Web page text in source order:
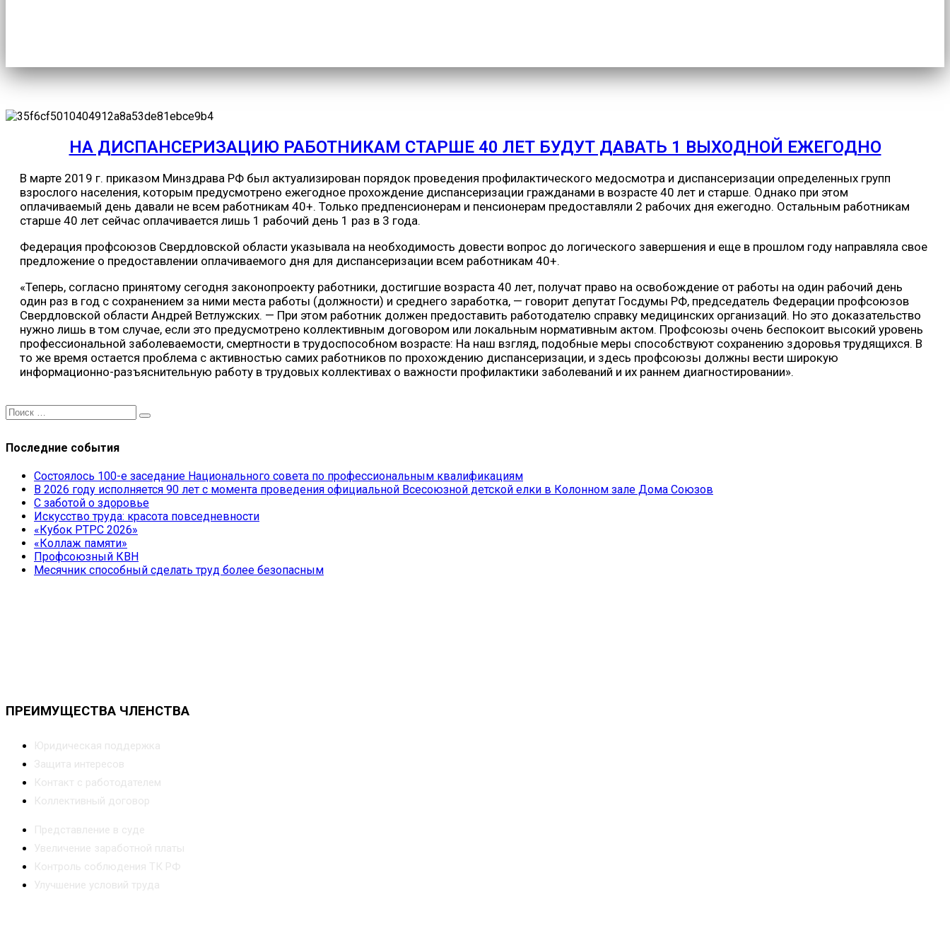
НА ДИСПАНСЕРИЗАЦИЮ РАБОТНИКАМ СТАРШЕ 40 ЛЕТ БУДУТ ДАВАТЬ 1 ВЫХОДНОЙ ЕЖЕГОДНО
В марте 2019 г. приказом Минздрава РФ был актуализирован порядок проведения профилактического медосмотра и диспансеризации определенных групп
взрослого населения, которым предусмотрено ежегодное прохождение диспансеризации гражданами в возрасте 40 лет и старше. Однако при этом
оплачиваемый день давали не всем работникам 40+. Только предпенсионерам и пенсионерам предоставляли 2 рабочих дня ежегодно. Остальным работникам
старше 40 лет сейчас оплачивается лишь 1 рабочий день 1 раз в 3 года.
Федерация профсоюзов Свердловской области указывала на необходимость довести вопрос до логического завершения и еще в прошлом году направляла свое
предложение о предоставлении оплачиваемого дня для диспансеризации всем работникам 40+.
«Теперь, согласно принятому сегодня законопроекту работники, достигшие возраста 40 лет, получат право на освобождение от работы на один рабочий день
один раз в год с сохранением за ними места работы (должности) и среднего заработка, — говорит депутат Госдумы РФ, председатель Федерации профсоюзов
Свердловской области Андрей Ветлужских. — При этом работник должен предоставить работодателю справку медицинских организаций. Но это доказательство
нужно лишь в том случае, если это предусмотрено коллективным договором или локальным нормативным актом. Профсоюзы очень беспокоит высокий уровень
профессиональной заболеваемости, смертности в трудоспособном возрасте: На наш взгляд, подобные меры способствуют сохранению здоровья трудящихся. В
то же время остается проблема с активностью самих работников по прохождению диспансеризации, и здесь профсоюзы должны вести широкую
информационно-разъяснительную работу в трудовых коллективах о важности профилактики заболеваний и их раннем диагностировании».
Последние события
Состоялось 100-е заседание Национального совета по профессиональным квалификациям
В 2026 году исполняется 90 лет с момента проведения официальной Всесоюзной детской елки в Колонном зале Дома Союзов
С заботой о здоровье
Искусство труда: красота повседневности
«Кубок РТРС 2026»
«Коллаж памяти»
Профсоюзный КВН
Месячник способный сделать труд более безопасным
ПРЕИМУЩЕСТВА ЧЛЕНСТВА
Юридическая поддержка
Защита интересов
Контакт с работодателем
Коллективный договор
Представление в суде
Увеличение заработной платы
Контроль соблюдения ТК РФ
Улучшение условий труда